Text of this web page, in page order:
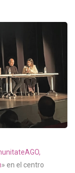
» en el centro